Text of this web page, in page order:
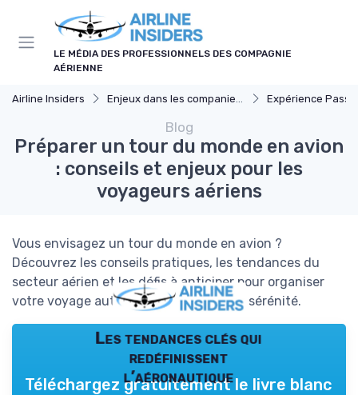
LE MÉDIA DES PROFESSIONNELS DES COMPAGNIE
AÉRIENNE
Airline Insiders Enjeux dans les companies d'aviation Expérience
Blog
Préparer un tour du monde en avion
: conseils et enjeux pour les
voyageurs aériens
Vous envisagez un tour du monde en avion ?
Découvrez les conseils pratiques, les tendances du
secteur aérien et les défis à anticiper pour organiser
votre voyage autour du globe en toute sérénité.
Les tendances clés qui
redéfinissent
l’aéronautique
Téléchargez gratuitement le livre blanc
Panneau de gestion des cookies